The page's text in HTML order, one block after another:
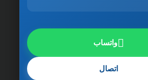
الخدمات الأساسية التي يحتاج
الفلل، الشقق، والمباني
لطبيعة الحياة السريعة في الإمارة
واتساب
اتصال